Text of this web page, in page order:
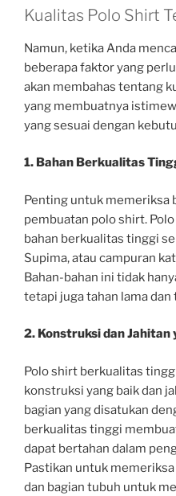
Kualitas Polo Shirt
Namun, ketika Anda
beberapa faktor yang
akan membahas tentang
yang membuatnya
yang sesuai dengan
1. Bahan Berkualitas
Penting untuk memeriksa
pembuatan polo shirt.
bahan berkualitas tinggi
Supima, atau campuran
Bahan-bahan ini tidak
tetapi juga tahan lama
2. Konstruksi dan Jahitan
Polo shirt berkualitas
konstruksi yang baik dan
bagian yang disatukan
berkualitas tinggi
dapat bertahan dalam
Pastikan untuk
dan bagian tubuh untuk